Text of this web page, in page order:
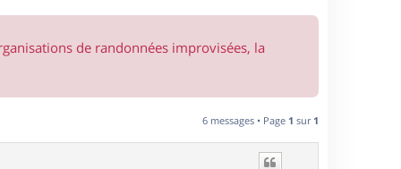
de randonnées improvisées, la
6 messages • Page 1 sur 1